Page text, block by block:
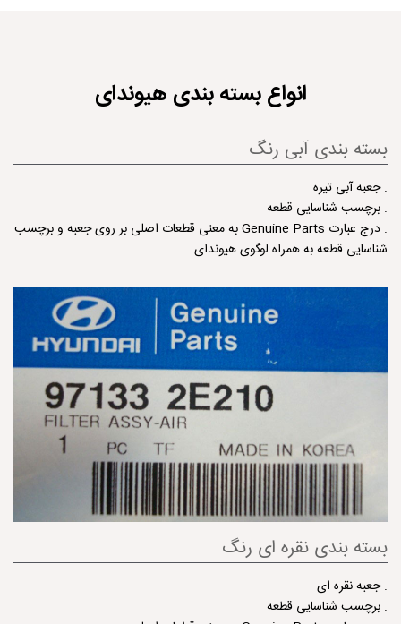
انواع بسته بندی هیوندای
بسته بندی آبی رنگ
. جعبه آبی تیره
. برچسب شناسایی قطعه
. درج عبارت Genuine Parts به معنی قطعات اصلی بر روی جعبه و برچسب
شناسایی قطعه به همراه لوگوی هیوندای
بسته بندی نقره ای رنگ
. جعبه نقره ای
. برچسب شناسایی قطعه